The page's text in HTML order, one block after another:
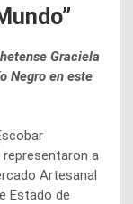
Graciela
Negro en este
a
Artesanal
Estado de